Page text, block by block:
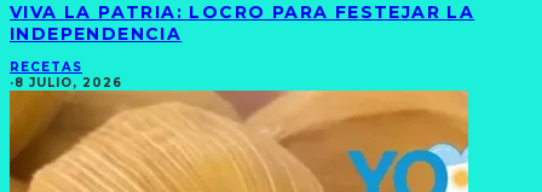
VIVA LA PATRIA: LOCRO PARA FESTEJAR LA
INDEPENDENCIA
RECETAS
·8 JULIO, 2026